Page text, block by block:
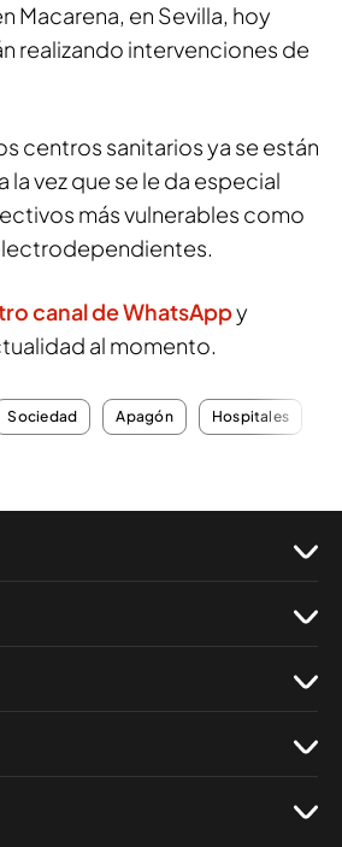
Macarena, en Sevilla, hoy
realizando intervenciones de
centros sanitarios ya se están
la vez que se le da especial
más vulnerables como
canal de WhatsAppy
al momento.
Sociedad Apagón Hospitales